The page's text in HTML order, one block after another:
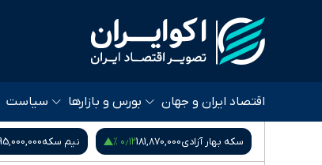
اقتصاد ایران و جهان بورس و بازارها سیاست
سکه بهار آزادی181,870,000۰٫۱۲ % نیم سکه